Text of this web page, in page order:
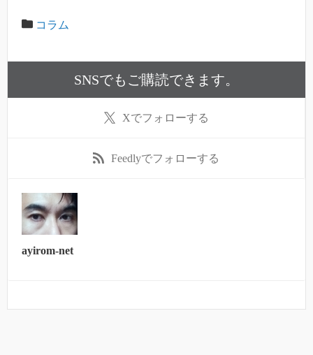
コラム
SNSでもご購読できます。
Xでフォローする
Feedlyでフォローする
ayirom-net